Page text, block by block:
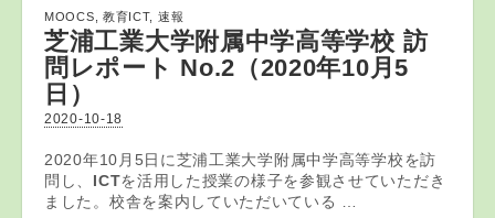
MOOCS 教育ICT, 速報
芝浦工業大学附属中学高等学校 訪
問レポート No.2（2020年10月5
日）
2020-10-18
2020年10月5日に芝浦工業大学附属中学高等学校を訪
問し、 ICTを活用した授業の様子を参観させていただき
ました。校舎を案内していただいている …